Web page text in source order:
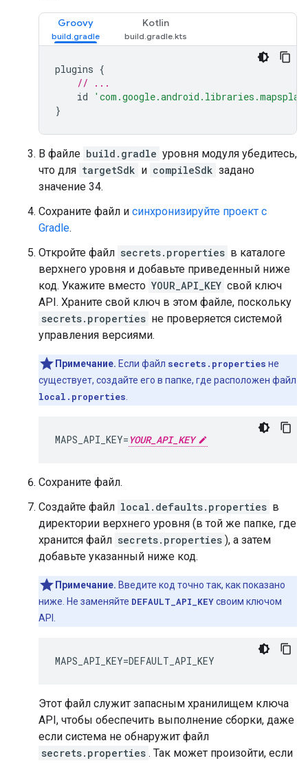
Groovy Kotlin
plugins {
// ...
id
}
В файле build.gradle уровня модуля убедитесь,
что для targetSdk и compileSdk задано
значение 34.
Сохраните файл и синхронизируйте проект с
Gradle.
Откройте файл secrets.properties в каталоге
верхнего уровня и добавьте приведенный ниже
код. Укажите вместо YOUR_API_KEY свой ключ
API. Храните свой ключ в этом файле, поскольку
secrets.properties не проверяется системой
управления версиями.
Примечание. Если файл secrets.properties не
существует, создайте его в папке, где расположен файл
local.properties
MAPS_API_KEY= YOUR_API_KEY
Сохраните файл.
Создайте файл local.defaults.properties в
директории верхнего уровня (в той же папке, где
хранится файл secrets.properties ), а затем
добавьте указанный ниже код.
Примечание. Введите код точно так, как показано
ниже. Не заменяйте DEFAULT_API_KEYсвоим ключом
API.
MAPS_API_KEY=DEFAULT_API_KEY
Этот файл служит запасным хранилищем ключа
API, чтобы обеспечить выполнение сборки, даже
если система не обнаружит файл
secrets.properties . Так может произойти, если